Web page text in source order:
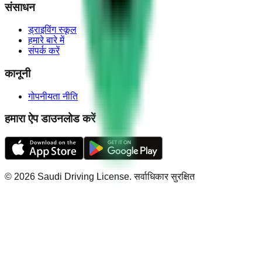
संसाधन
ड्राइविंग स्कूल
हमारे बारे में
संपर्क करें
कानूनी
गोपनीयता नीति
हमारा ऐप डाउनलोड करें
© 2026 Saudi Driving License.सर्वाधिकार सुरक्षित